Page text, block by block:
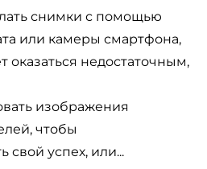
снимки с помощью
или камеры смартфона,
оказаться недостаточным,
изображения
чтобы
свой успех, или...